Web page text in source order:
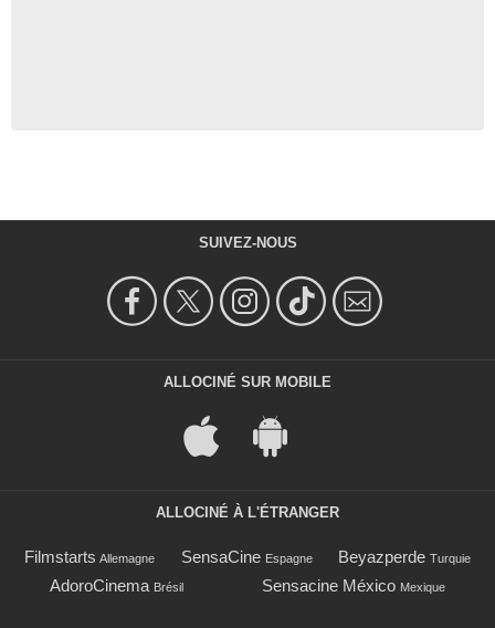
SUIVEZ-NOUS
ALLOCINÉ SUR MOBILE
ALLOCINÉ À L'ÉTRANGER
Filmstarts Allemagne SensaCine Espagne Beyazperde Turquie
AdoroCinema Brésil Sensacine México Mexique